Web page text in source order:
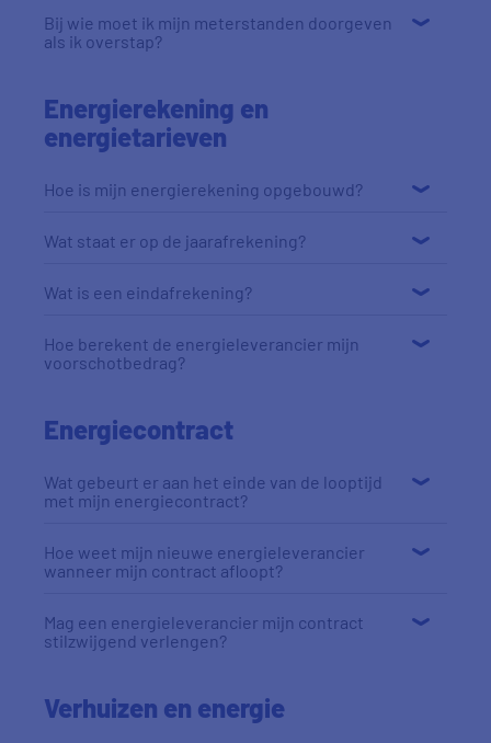
Bij wie moet ik mijn meterstanden doorgeven
als ik overstap?
Energierekening en
energietarieven
Hoe is mijn energierekening opgebouwd?
Wat staat er op de jaarafrekening?
Wat is een eindafrekening?
Hoe berekent de energieleverancier mijn
voorschotbedrag?
Energiecontract
Wat gebeurt er aan het einde van de looptijd
met mijn energiecontract?
Hoe weet mijn nieuwe energieleverancier
wanneer mijn contract afloopt?
Mag een energieleverancier mijn contract
stilzwijgend verlengen?
Verhuizen en energie